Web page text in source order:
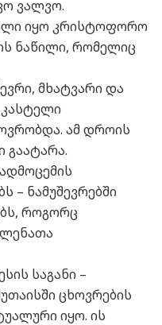
ვალვო.
იყო კრისტოფორო
ნაწილი, რომელიც
მხატვარი და
ამ დროის
გაატარა.
– ნამუშევრებში
როგორც
საგანი –
ცხოვრების
იყო. ის